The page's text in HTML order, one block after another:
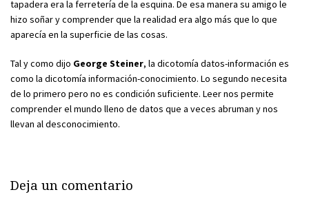
tapadera era la ferretería de la esquina. De esa manera su amigo le
hizo soñar y comprender que la realidad era algo más que lo que
aparecía en la superficie de las cosas.
Tal y como dijo George Steiner, la dicotomía datos-información es
como la dicotomía información-conocimiento. Lo segundo necesita
de lo primero pero no es condición suficiente. Leer nos permite
comprender el mundo lleno de datos que a veces abruman y nos
llevan al desconocimiento.
Deja un comentario